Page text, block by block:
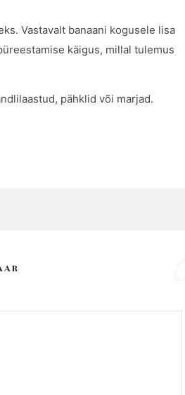
Vastavalt banaani kogusele lisa
käigus, millal tulemus
pähklid või marjad.